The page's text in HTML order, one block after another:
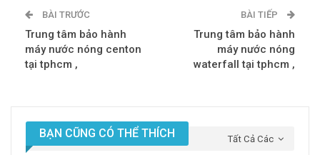
BÀI TRƯỚC
Trung tâm bảo hành
máy nước nóng centon
tại tphcm ,
BÀI TIẾP
Trung tâm bảo hành
máy nước nóng
waterfall tại tphcm ,
Tất Cả Các
BẠN CŨNG CÓ THỂ THÍCH